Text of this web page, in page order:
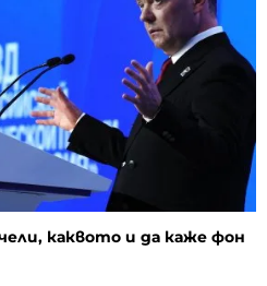
каквото и да каже фон